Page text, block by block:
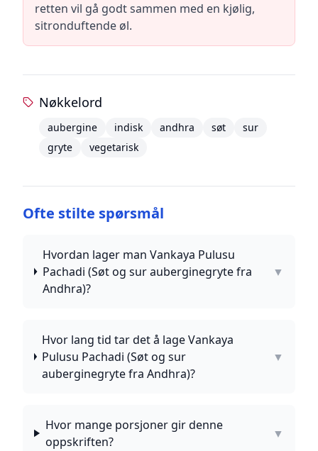
retten vil gå godt sammen med en kjølig,
sitronduftende øl.
Nøkkelord
aubergine indisk andhra søt
sur
gryte
vegetarisk
Ofte stilte spørsmål
Hvordan lager man Vankaya Pulusu
Pachadi (Søt og sur auberginegryte fra
Andhra)?
▼
Hvor lang tid tar det å lage Vankaya
Pulusu Pachadi (Søt og sur
auberginegryte fra Andhra)?
▼
Hvor mange porsjoner gir denne
oppskriften?
▼